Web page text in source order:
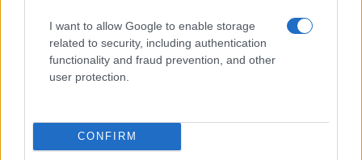
I want to allow Google to enable storage
related to security, including authentication
functionality and fraud prevention, and other
user protection.
CONFIRM
La Sicilia e la valorizzazione dei suoi castelli:
un patrimonio da scoprire
Redazione · 26 Feb 2025